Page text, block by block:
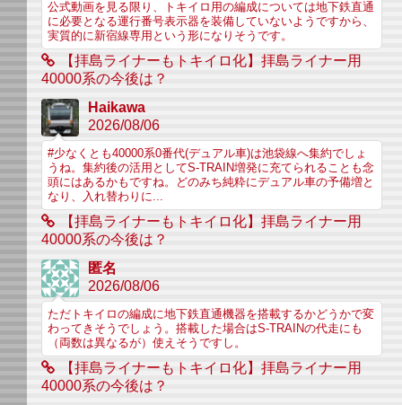
公式動画を見る限り、トキイロ用の編成については地下鉄直通
に必要となる運行番号表示器を装備していないようですから、
実質的に新宿線専用という形になりそうです。
【拝島ライナーもトキイロ化】拝島ライナー用
40000系の今後は？
Haikawa
2026/08/06
#少なくとも40000系0番代(デュアル車)は池袋線へ集約でしょ
うね。集約後の活用としてS-TRAIN増発に充てられることも念
頭にはあるかもですね。どのみち純粋にデュアル車の予備増と
なり、入れ替わりに...
【拝島ライナーもトキイロ化】拝島ライナー用
40000系の今後は？
匿名
2026/08/06
ただトキイロの編成に地下鉄直通機器を搭載するかどうかで変
わってきそうでしょう。搭載した場合はS-TRAINの代走にも
（両数は異なるが）使えそうですし。
【拝島ライナーもトキイロ化】拝島ライナー用
40000系の今後は？